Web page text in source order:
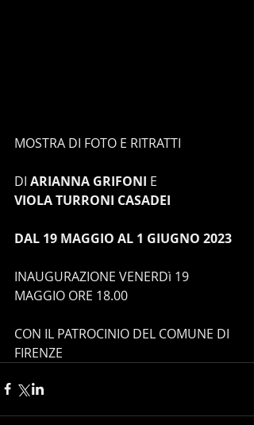
MOSTRA DI FOTO E RITRATTI
DI ARIANNA GRIFONI E
VIOLA TURRONI CASADEI
DAL 19 MAGGIO AL 1 GIUGNO 2023
INAUGURAZIONE VENERDì 19
MAGGIO ORE 18.00
CON IL PATROCINIO DEL COMUNE DI
FIRENZE